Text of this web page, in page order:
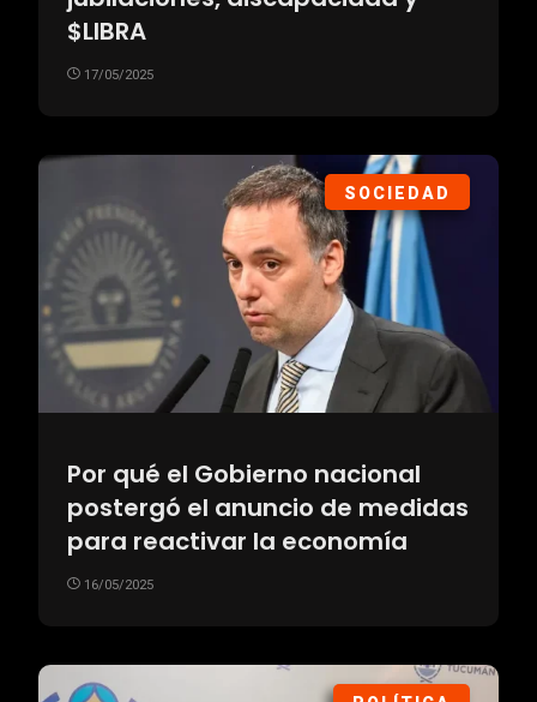
$LIBRA
17/05/2025
SOCIEDAD
Por qué el Gobierno nacional
postergó el anuncio de medidas
para reactivar la economía
16/05/2025